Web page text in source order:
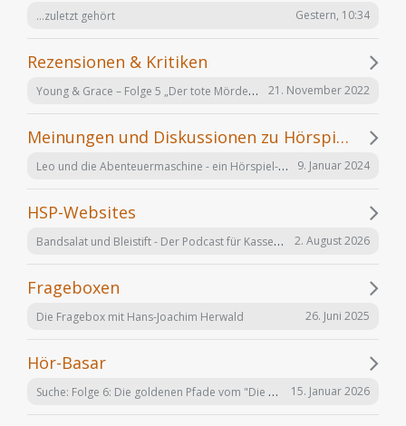
...zuletzt gehört Gestern, 10:34
Rezensionen & Kritiken
Young & Grace – Folge 5 „Der tote Mörder“ von TOS Hörfabrik 21. November 2022
Meinungen und Diskussionen zu Hörspielen und Hörbüchern
Leo und die Abenteuermaschine - ein Hörspiel-Desaster mit Happy End 9. Januar 2024
HSP-Websites
Bandsalat und Bleistift - Der Podcast für Kassetten-Kinder 2. August 2026
Frageboxen
Die Fragebox mit Hans-Joachim Herwald 26. Juni 2025
Hör-Basar
Suche: Folge 6: Die goldenen Pfade vom "Die Elfen" Hörspiel von Bernhard Hennen 15. Januar 2026